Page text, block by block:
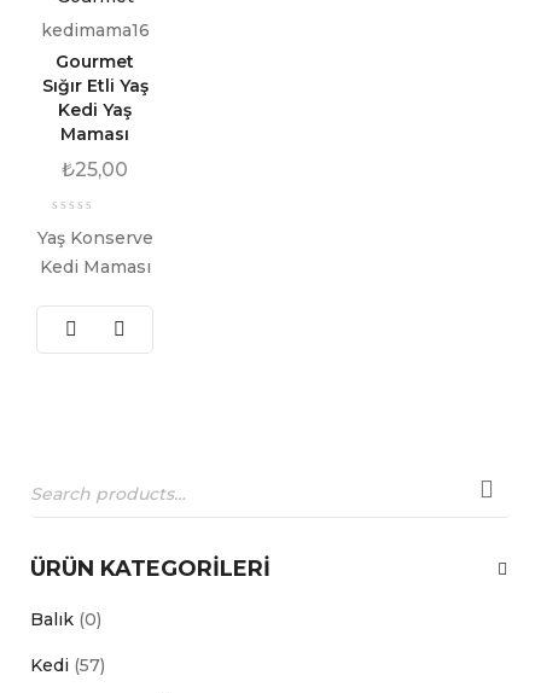
ÜRÜN KATEGORILERI
Balık (0)
Kedi (57)
kedimama16
Gourmet
Sığır Etli Yaş
Kedi Yaş
Maması
₺25,00
Yaş Konserve
Kedi Maması